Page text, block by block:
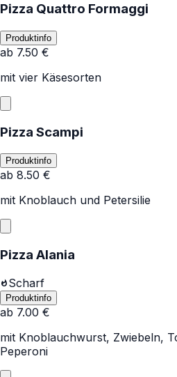
Pizza Quattro Formaggi
Produktinfo
ab 7.50 €
mit vier Käsesorten
Pizza Scampi
Produktinfo
ab 8.50 €
mit Knoblauch und Petersilie
Pizza Alania
Scharf
Produktinfo
ab 7.00 €
mit Knoblauchwurst, Zwiebeln,
Peperoni